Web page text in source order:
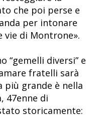
che poi perse e
per intonare
vie di Montrone».
“gemelli diversi” e
fratelli sarà
più grande è nella
47enne di
storicamente: